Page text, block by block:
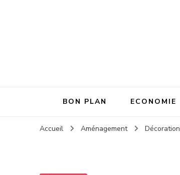
BON PLAN ECONOMIE
Accueil Aménagement Décoration